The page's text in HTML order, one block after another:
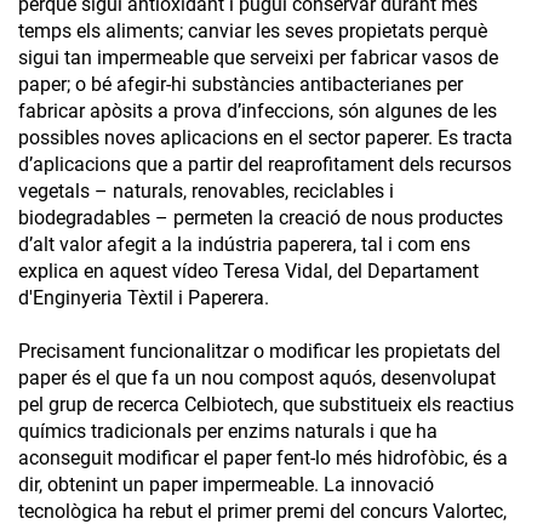
temps els aliments; canviar les seves propietats perquè
sigui tan impermeable que serveixi per fabricar vasos de
paper; o bé afegir-hi substàncies antibacterianes per
fabricar apòsits a prova d’infeccions, són algunes de les
possibles noves aplicacions en el sector paperer. Es tracta
d’aplicacions que a partir del reaprofitament dels recursos
vegetals – naturals, renovables, reciclables i
biodegradables – permeten la creació de nous productes
d’alt valor afegit a la indústria paperera, tal i com ens
explica en aquest vídeo Teresa Vidal, del Departament
d'Enginyeria Tèxtil i Paperera.
Precisament funcionalitzar o modificar les propietats del
paper és el que fa un nou compost aquós, desenvolupat
pel grup de recerca Celbiotech, que substitueix els reactius
químics tradicionals per enzims naturals i que ha
aconseguit modificar el paper fent-lo més hidrofòbic, és a
dir, obtenint un paper impermeable. La innovació
tecnològica ha rebut el primer premi del concurs Valortec,